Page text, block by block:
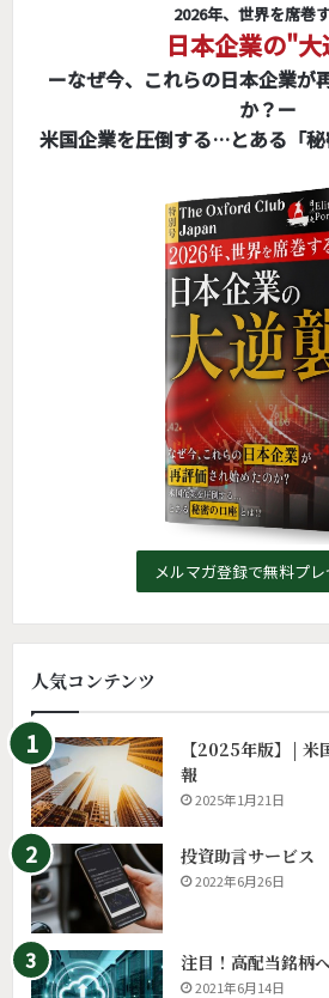
2026年、世界を席巻
日本企業の"大
ーなぜ今、これらの日本企業が
か？ー
米国企業を圧倒する…とある「
メルマガ登録で無料プ
人気コンテンツ
【2025年版】| 米
報
2025年1月21日
投資助言サービス
2022年6月26日
注目！高配当銘柄
2021年6月14日